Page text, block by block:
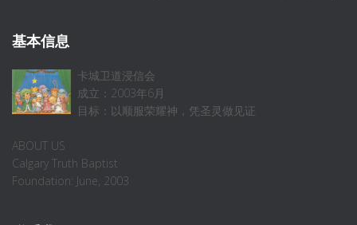
基本信息
卡城卫道浸信会
成立：2003年6月
目标：以顺服荣耀神，凭圣灵做见证
ABOUT US
Calgary Truth Baptist
Foundation: June, 2003